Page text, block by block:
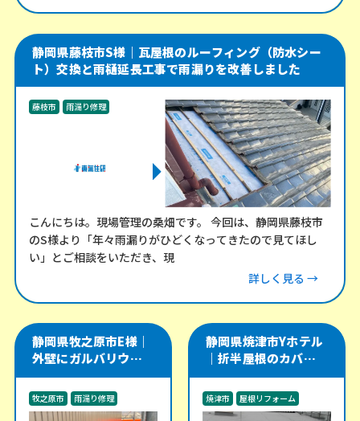
静岡県藤枝市S様｜瓦屋根のルーフィング（防水シー
ト）交換と雨樋延長工事で雨漏りを改善しました
藤枝市 雨漏り修理
こんにちは。現場管理の桑畑です。 今回は、静岡県藤枝市
のS様より「年々雨漏りがひどくなってきたので見てほし
い」とご相談をいただき、現
詳しく見る →
静岡県牧之原市E様｜
外壁にガルバリウム角
波を施工し、軒天・雨
樋・雨戸戸袋も改修
牧之原市
雨漏り修理
外装工事
静岡県焼津市Yホテル
｜折半屋根のカバー工
法をやり直し、雨漏り
リスクを改善した施工
事例
焼津市
屋根リフォーム
雨漏り修理